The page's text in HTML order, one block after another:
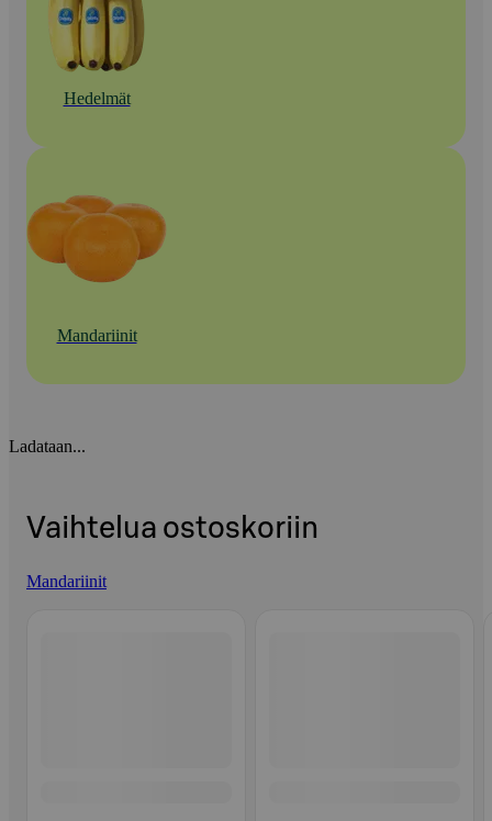
Hedelmät
Mandariinit
Ladataan...
Vaihtelua ostoskoriin
Mandariinit